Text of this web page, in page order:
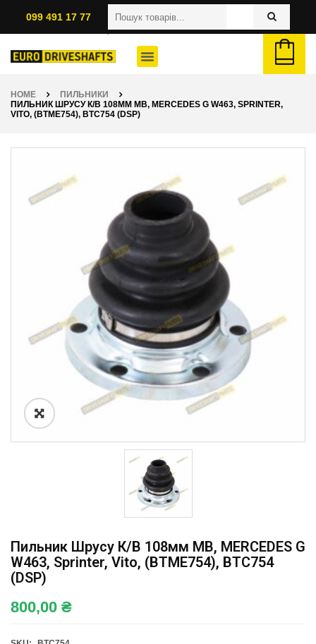
099 491 17 77
HOME
ПИЛЬНИКИ
ПИЛЬНИК ШРУСУ К/В 108ММ MB, MERCEDES G W463, SPRINTER,
VITO, (BTME754), BTC754 (DSP)
Пильник Шрусу К/в 108мм MB, MERCEDES G
W463, Sprinter, Vito, (BTME754), BTC754
(DSP)
800,00 ₴